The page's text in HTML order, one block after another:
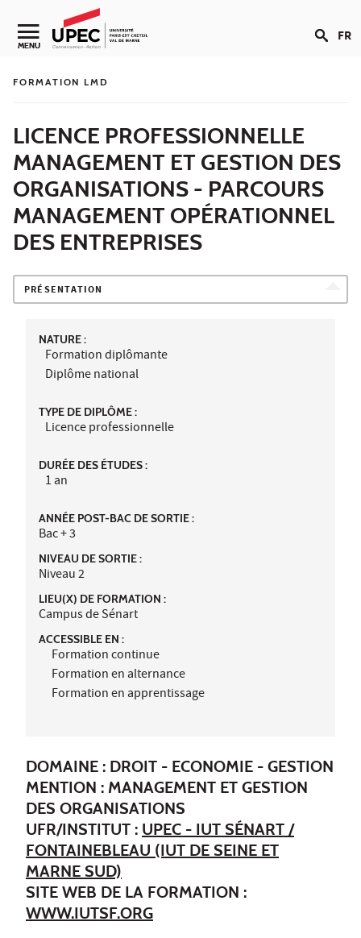
Aller au contenu
Navigation secondaire
MENU FR
FORMATION LMD
LICENCE PROFESSIONNELLE
MANAGEMENT ET GESTION DES
ORGANISATIONS - PARCOURS
MANAGEMENT OPÉRATIONNEL
DES ENTREPRISES
PRÉSENTATION
NATURE :
Formation diplômante
Diplôme national
TYPE DE DIPLÔME :
Licence professionnelle
DURÉE DES ÉTUDES :
1 an
ANNÉE POST-BAC DE SORTIE :
Bac + 3
NIVEAU DE SORTIE :
Niveau 2
LIEU(X) DE FORMATION :
Campus de Sénart
ACCESSIBLE EN :
Formation continue
Formation en alternance
Formation en apprentissage
DOMAINE : DROIT - ECONOMIE - GESTION
MENTION : MANAGEMENT ET GESTION
DES ORGANISATIONS
UFR/INSTITUT : UPEC - IUT SÉNART /
FONTAINEBLEAU (IUT DE SEINE ET
MARNE SUD)
SITE WEB DE LA FORMATION :
WWW.IUTSF.ORG